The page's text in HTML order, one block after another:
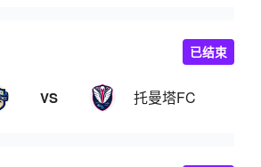
VS 托曼塔FC
已结束